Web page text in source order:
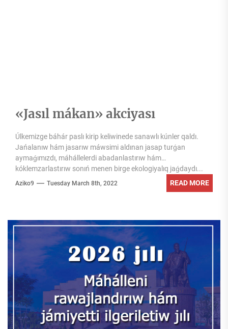
«Jasıl mákan» akciyası
Úlkemizge báhár paslı kirip keliwinede sanawlı kúnler qaldı.
Jańalanıw hám jasarıw máwsimi aldınan jasap turǵan
aymaǵımızdı, máhállelerdi abadanlastırıw hám
kóklemzarlastırıw sonıń menen birge ekologiyalıq jaǵdaydı...
Aziko9 Tuesday March 8th, 2022 READ MORE